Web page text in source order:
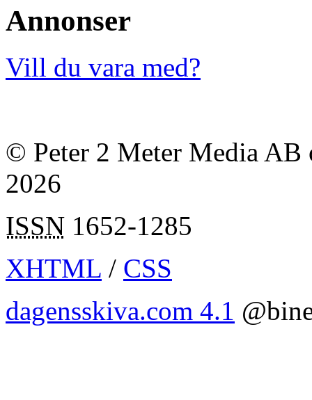
Annonser
Vill du vara med?
© Peter 2 Meter Media AB
2026
ISSN 1652-1285
XHTML / CSS
dagensskiva.com 4.1